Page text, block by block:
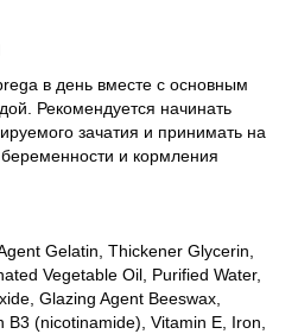
в день вместе с основным
Рекомендуется начинать
зачатия и принимать на
и кормления
Gelatin, Thickener Glycerin,
Vegetable Oil, Purified Water,
Glazing Agent Beeswax,
B3 (nicotinamide), Vitamin E, Iron,